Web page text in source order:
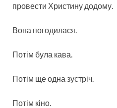
провести Христину додому.
Вона погодилася.
Потім була кава.
Потім ще одна зустріч.
Потім кіно.